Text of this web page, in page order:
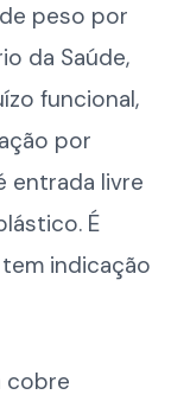
peso por
da Saúde,
funcional,
por
entrada livre
É
indicação
cobre